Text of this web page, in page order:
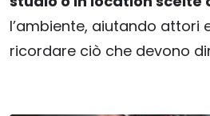
l’ambiente, aiutando attori
ricordare ciò che devono